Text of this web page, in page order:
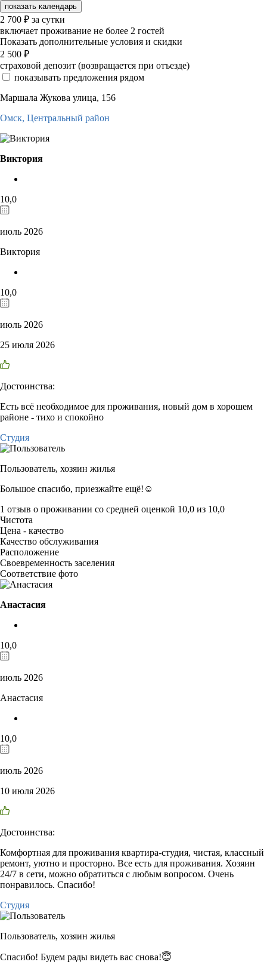
показать календарь
2 700 ₽ за сутки
включает проживание не более 2 гостей
Показать дополнительные условия и скидки
2 500 ₽
страховой депозит (возвращается при отъезде)
показывать предложения рядом
Маршала Жукова улица, 156
Омск, Центральный район
Виктория
10,0
июль 2026
Виктория
10,0
июль 2026
25 июля 2026
Достоинства:
Есть всё необходимое для проживания, новый дом в хорошем
районе - тихо и спокойно
Студия
Пользователь, хозяин жилья
Большое спасибо, приезжайте ещё!☺️
1 отзыв о проживании со средней оценкой 10,0 из 10,0
Чистота
Цена - качество
Качество обслуживания
Расположение
Своевременность заселения
Соответствие фото
Анастасия
10,0
июль 2026
Анастасия
10,0
июль 2026
10 июля 2026
Достоинства:
Комфортная для проживания квартира-студия, чистая, классный
ремонт, уютно и просторно. Все есть для проживания. Хозяин
24/7 в сети, можно обратиться с любым вопросом. Очень
понравилось. Спасибо!
Студия
Пользователь, хозяин жилья
Спасибо! Будем рады видеть вас снова!😇